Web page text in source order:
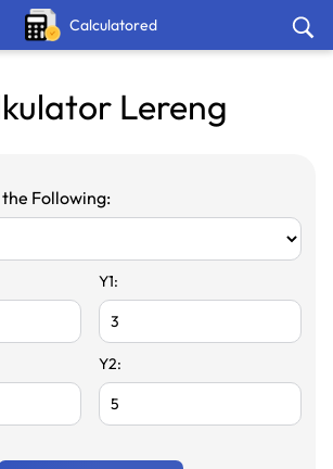
Calculatored
Lereng
Following:
Y1:
Y2: